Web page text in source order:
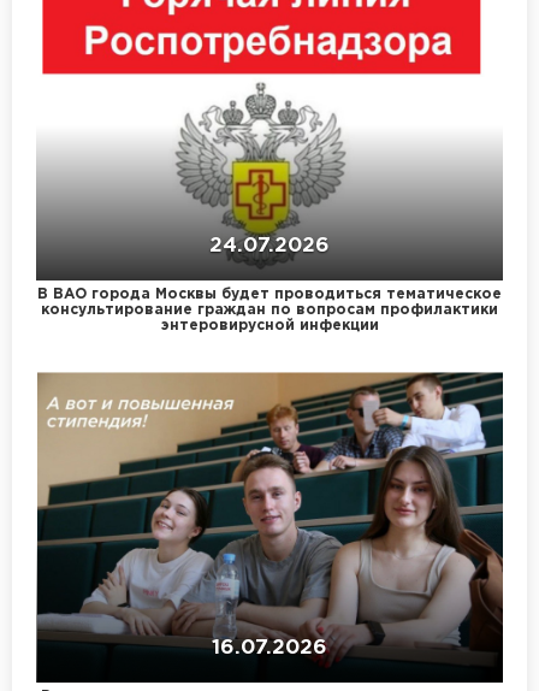
24.07.2026
В ВАО города Москвы будет проводиться тематическое
консультирование граждан по вопросам профилактики
энтеровирусной инфекции
16.07.2026